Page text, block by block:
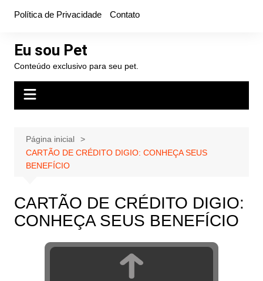
conteúdo
Política de Privacidade Contato
Eu sou Pet
Conteúdo exclusivo para seu pet.
Página inicial
CARTÃO DE CRÉDITO DIGIO: CONHEÇA SEUS
BENEFÍCIO
CARTÃO DE CRÉDITO DIGIO:
CONHEÇA SEUS BENEFÍCIO